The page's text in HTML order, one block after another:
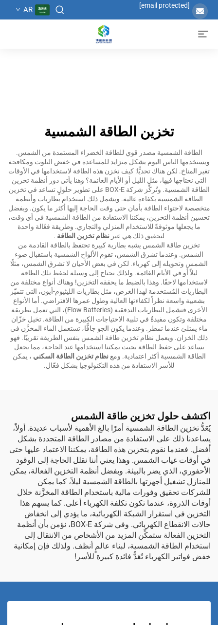
[email protected]
AR
تخزين الطاقة الشمسية
الطاقة الشمسية مصدر قوي للطاقة الخضراء المستمدة من الشمس.
ويستخدمها الناس اليوم بشكل متزايد للمساعدة في خفض التلوث ومكافحة
تغير المناخ. لكن هناك تحديًّا: كيف نخزن هذه الطاقة لاستخدامها في الأوقات
التي نحتاجها فيها، مثل الليل أو الأيام الغائمة؟ وهنا يأتي دور أنظمة تخزين
الطاقة الشمسية. وتُركِّز شركة BOX-E على تطوير حلولٍ تساعد في تخزين
الطاقة الشمسية بكفاءة عالية. ويشمل ذلك استخدام بطاريات وأنظمة
متخصصة لاحتواء الطاقة بأمان حتى وقت الحاجة إليها أكثر ما يكون. وبفضل
تحسين أنظمة التخزين، يمكننا الاستفادة من الطاقة الشمسية في أي وقت،
ما يجعلها موثوقةً للاستخدام المنزلي والتجاري. وطريقة فعّالة واحدة
لتحقيق ذلك هي عبر نظام تخزين الطاقة .
تخزين طاقة الشمس يشبه بطارية كبيرة تحتفظ بالطاقة القادمة من
الشمس. وعندما تشرق الشمس، تقوم الألواح الشمسية باستقبال ضوء
الشمس وتحويله إلى كهرباء. لكن في بعض الأحيان لا تشرق الشمس، مثلًا
ليلاً أو في الأيام الغائمة. ولذلك نحتاج إلى وسيلة لحفظ تلك الطاقة
لاستخدامها لاحقًا. وهذا بالضبط ما يحققه التخزين! وهناك أنواع مختلفة من
البطاريات المُستخدمة لهذا الغرض، مثل بطاريات الليثيوم-أيون، التي تتميّز
بشعبية واسعة نظراً لكفاءتها العالية وطول عمرها الافتراضي. أما الأنواع
الأخرى فتشمل البطاريات التدفقية (Flow Batteries)، التي تعمل بطريقة
مختلفة وتكون مفيدةٌ في تلبية الاحتياجات الكبيرة من الطاقة. تخيل خزّان
ماء يمتلئ عندما تمطر. وعندما يكون الجو جافًّا، تستعمل الماء المخزَّن في
ذلك الخزان. ويعمل نظام تخزين طاقة الشمس بنفس الطريقة تقريبًا. فهو
يساعد على حفظ الطاقة بحيث يمكننا استخدامها عند الحاجة، مما يجعل
الطاقة الشمسية أكثر اعتمادية. ومعنظام تخزين الطاقة السكني ، يمكن
للأسر الاستفادة من هذه التكنولوجيا بشكل فعّال.
اكتشف حلول تخزين طاقة الشمس
يُعَدُّ تخزين الطاقة الشمسية أمرًا بالغ الأهمية لأسباب عديدة. أولاً،
يساعدنا ذلك على الاستفادة من مصادر الطاقة المتجددة بشكل
أفضل. فعندما نقوم بتخزين هذه الطاقة، يمكننا الاعتماد عليها حتى
في أوقات غياب الشمس. وهذا يعني أننا نقلل الحاجة إلى الوقود
الأحفوري، الذي يضر بالبيئة. وبفضل أنظمة التخزين الفعالة، يمكن
للمنازل تشغيل أجهزتها بالطاقة الشمسية ليلاً، كما يمكن
للشركات تحقيق وفورات مالية باستخدام الطاقة المخزَّنة خلال
أوقات الذروة، عندما تكون تكلفة الكهرباء أعلى. كما يسهم هذا
التخزين في استقرار الشبكة الكهربائية، ما يؤدي إلى انخفاض
حالات الانقطاع الكهربائي. وفي شركة BOX-E، نؤمن بأن أنظمة
التخزين الفعالة ستمكِّن المزيد من الأشخاص من الانتقال إلى
استخدام الطاقة الشمسية، لبناء عالمٍ أنظف. ولذلك فإن إمكانية
خفض فواتير الكهرباء تُعَدُّ فائدة كبيرة للأسر!